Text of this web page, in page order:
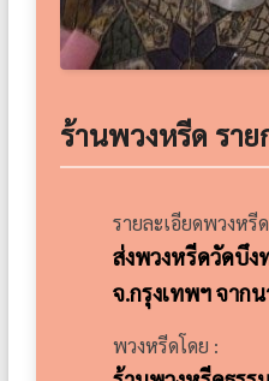
ร้านพวงหรีด รา
รายละเอียดพวงหรี
ส่งพวงหรีดวัดบึง
จ.กรุงเทพฯ จาก
พวงหรีดโดย :